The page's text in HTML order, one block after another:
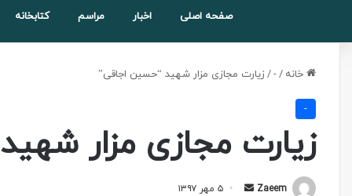
صفحه اصلی اخبار مراسم کتابخانه
خانه /
-
/ زیارت مجازی مزار شهید “حسین اجاقی”
-
زیارت مجازی مزار
Zaeem ۵ مهر ۱۳۹۷